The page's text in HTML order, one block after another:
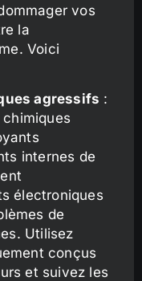
vos
la
Voici
agressifs :
chimiques
internes de
électroniques
de
Utilisez
conçus
et suivez les